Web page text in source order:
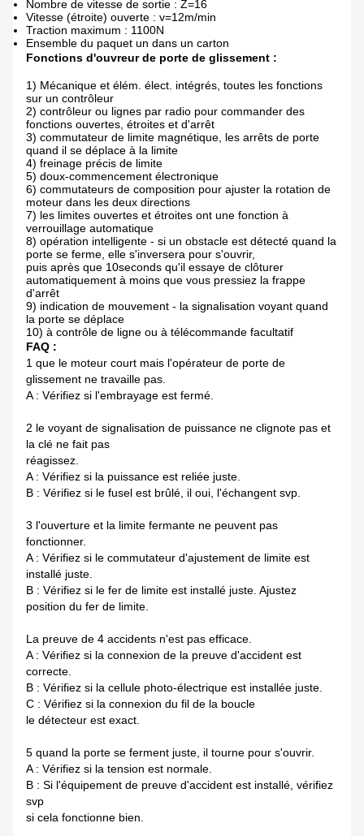
Nombre de vitesse de sortie : Z=16
Vitesse (étroite) ouverte : v=12m/min
Traction maximum : 1100N
Ensemble du paquet un dans un carton
Fonctions d'ouvreur de porte de glissement :
1) Mécanique et élém. élect. intégrés, toutes les fonctions
sur un contrôleur
2) contrôleur ou lignes par radio pour commander des
fonctions ouvertes, étroites et d'arrêt
3) commutateur de limite magnétique, les arrêts de porte
quand il se déplace à la limite
4) freinage précis de limite
5) doux-commencement électronique
6) commutateurs de composition pour ajuster la rotation de
moteur dans les deux directions
7) les limites ouvertes et étroites ont une fonction à
verrouillage automatique
8) opération intelligente - si un obstacle est détecté quand la
porte se ferme, elle s'inversera pour s'ouvrir,
puis après que 10seconds qu'il essaye de clôturer
automatiquement à moins que vous pressiez la frappe
d'arrêt
9) indication de mouvement - la signalisation voyant quand
la porte se déplace
10) à contrôle de ligne ou à télécommande facultatif
FAQ :
1 que le moteur court mais l'opérateur de porte de
glissement ne travaille pas.
A : Vérifiez si l'embrayage est fermé.
2 le voyant de signalisation de puissance ne clignote pas et
la clé ne fait pas
réagissez.
A : Vérifiez si la puissance est reliée juste.
B : Vérifiez si le fusel est brûlé, il oui, l'échangent svp.
3 l'ouverture et la limite fermante ne peuvent pas
fonctionner.
A : Vérifiez si le commutateur d'ajustement de limite est
installé juste.
B : Vérifiez si le fer de limite est installé juste. Ajustez
position du fer de limite.
La preuve de 4 accidents n'est pas efficace.
A : Vérifiez si la connexion de la preuve d'accident est
correcte.
B : Vérifiez si la cellule photo-électrique est installée juste.
C : Vérifiez si la connexion du fil de la boucle
le détecteur est exact.
5 quand la porte se ferment juste, il tourne pour s'ouvrir.
A : Vérifiez si la tension est normale.
B : Si l'équipement de preuve d'accident est installé, vérifiez
svp
si cela fonctionne bien.